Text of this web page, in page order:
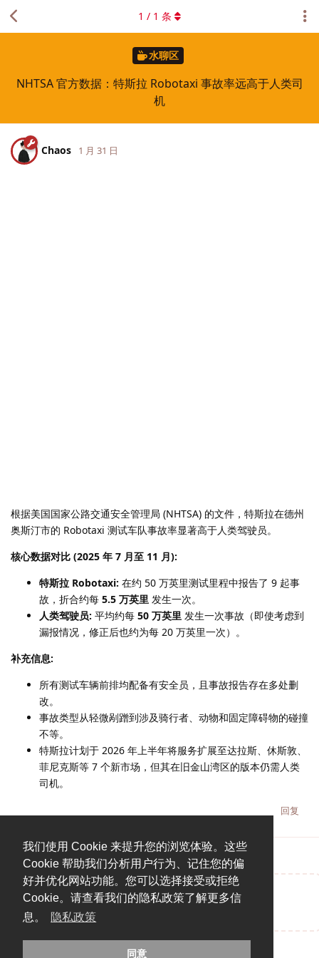
我们使用 Cookie 来提升您的浏览体验。这些
Cookie 帮助我们分析用户行为、记住您的偏
好并优化网站功能。您可以选择接受或拒绝
Cookie。请查看我们的隐私政策了解更多信
息。
隐私政策
同意
水聊区
NHTSA 官方数据：特斯拉 Robotaxi 事故率远高于人类司
机
1 / 1 条
Chaos 1 月 31 日
根据美国国家公路交通安全管理局 (NHTSA) 的文件，特斯拉在德州
奥斯汀市的 Robotaxi 测试车队事故率显著高于人类驾驶员。
核心数据对比 (2025 年 7 月至 11 月):
特斯拉 Robotaxi: 在约 50 万英里测试里程中报告了 9 起事
故，折合约每 5.5 万英里 发生一次。
人类驾驶员: 平均约每 50 万英里 发生一次事故（即使考虑到
漏报情况，修正后也约为每 20 万英里一次）。
补充信息:
所有测试车辆前排均配备有安全员，且事故报告存在多处删
改。
事故类型从轻微剐蹭到涉及骑行者、动物和固定障碍物的碰撞
不等。
特斯拉计划于 2026 年上半年将服务扩展至达拉斯、休斯敦、
菲尼克斯等 7 个新市场，但其在旧金山湾区的版本仍需人类
司机。
回复
说点什么吧...